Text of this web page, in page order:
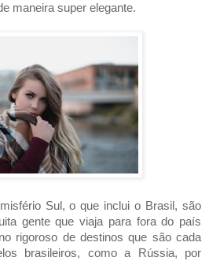
maneira super elegante.
Sul, o que inclui o Brasil, são
gente que viaja para fora do país
rigoroso de destinos que são cada
brasileiros, como a Rússia, por